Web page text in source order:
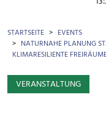
STARTSEITE
EVENTS
NATURNAHE PLANUNG
KLIMARESILIENTE
VERANSTALTUNG